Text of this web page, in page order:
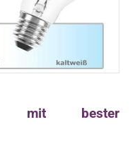
mit bester